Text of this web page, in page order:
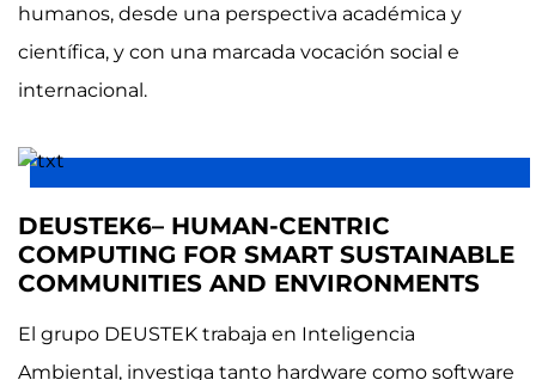
humanos, desde una perspectiva académica y
científica, y con una marcada vocación social e
internacional.
DEUSTEK6– HUMAN-CENTRIC
COMPUTING FOR SMART SUSTAINABLE
COMMUNITIES AND ENVIRONMENTS
El grupo DEUSTEK trabaja en Inteligencia
Ambiental, investiga tanto hardware como software